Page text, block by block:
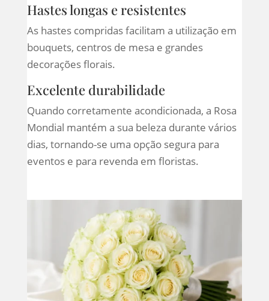
Hastes longas e resistentes
As hastes compridas facilitam a utilização em
bouquets, centros de mesa e grandes
decorações florais.
Excelente durabilidade
Quando corretamente acondicionada, a Rosa
Mondial mantém a sua beleza durante vários
dias, tornando-se uma opção segura para
eventos e para revenda em floristas.